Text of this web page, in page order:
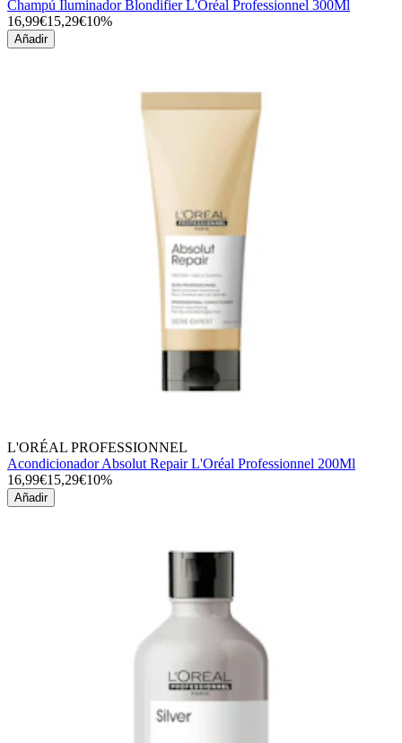
Champú Iluminador Blondifier L'Oréal Professionnel 300Ml
16,99€15,29€10%
Añadir
L'ORÉAL PROFESSIONNEL
Acondicionador Absolut Repair L'Oréal Professionnel 200Ml
16,99€15,29€10%
Añadir